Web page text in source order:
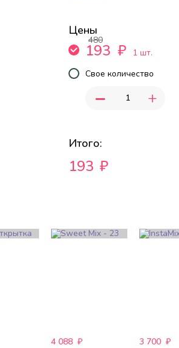
Цены
480
193 ₽
1 шт.
Свое количество
- +
Итого:
193 ₽
4 088 ₽
3 700 ₽